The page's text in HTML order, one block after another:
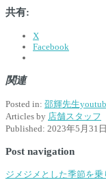
共有:
X
Facebook
関連
Posted in: 邵輝先生
Articles by 店舗スタッフ
Published: 2023年5月31日
Post navigation
ジメジメとした季節を乗